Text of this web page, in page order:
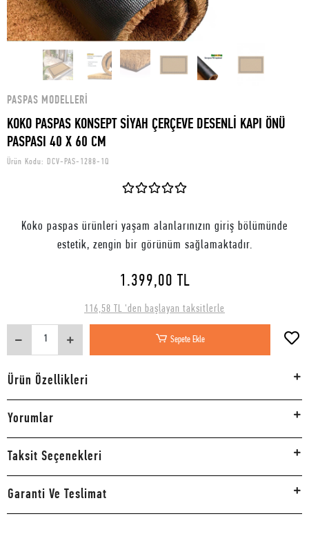
PASPAS MODELLERI
KOKO PASPAS KONSEPT SİYAH ÇERÇEVE DESENLİ KAPI ÖNÜ
PASPASI 40 X 60 CM
Ürün Kodu: DCV-PAS-1288-1Q
Koko paspas ürünleri yaşam alanlarınızın giriş bölümünde
estetik, zengin bir görünüm sağlamaktadır.
1.399,00 TL
116,58 TL 'den başlayan taksitlerle
Sepete Ekle
Ürün Özellikleri
Yorumlar
Taksit Seçenekleri
Garanti Ve Teslimat